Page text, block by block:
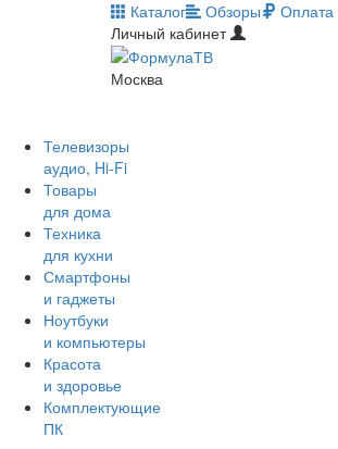
Каталог Обзоры Оплата
Личный кабинет
Москва
Телевизоры
аудио, Hi-Fi
Товары
для дома
Техника
для кухни
Смартфоны
и гаджеты
Ноутбуки
и компьютеры
Красота
и здоровье
Комплектующие
ПК